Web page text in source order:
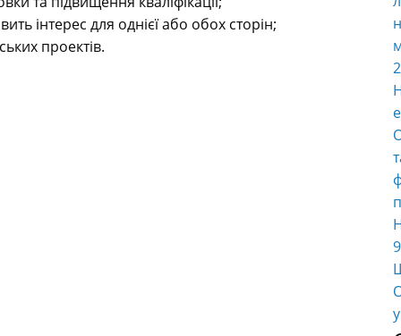
інтерес для однієї або обох сторін;
проектів.